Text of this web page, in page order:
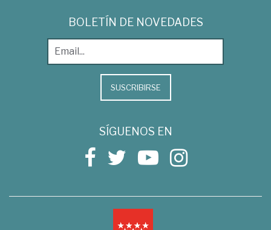
BOLETÍN DE NOVEDADES
SUSCRIBIRSE
SÍGUENOS EN